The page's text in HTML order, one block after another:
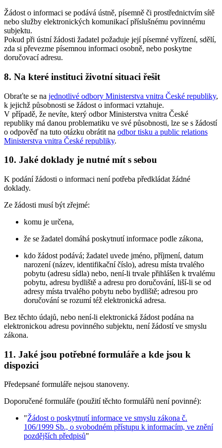
Žádost o informaci se podává ústně, písemně či prostřednictvím sítě
nebo služby elektronických komunikací příslušnému povinnému
subjektu.
Pokud při ústní žádosti žadatel požaduje její písemné vyřízení, sdělí,
zda si převezme písemnou informaci osobně, nebo poskytne
doručovací adresu.
8. Na které instituci životní situaci řešit
Obraťte se na jednotlivé odbory Ministerstva vnitra České republiky,
k jejichž působnosti se žádost o informaci vztahuje.
V případě, že nevíte, který odbor Ministerstva vnitra České
republiky má danou problematiku ve své působnosti, lze se s žádostí
o odpověď na tuto otázku obrátit na odbor tisku a public relations
Ministerstva vnitra České republiky.
10. Jaké doklady je nutné mít s sebou
K podání žádosti o informaci není potřeba předkládat žádné
doklady.
Ze žádosti musí být zřejmé:
komu je určena,
že se žadatel domáhá poskytnutí informace podle zákona,
kdo žádost podává; žadatel uvede jméno, příjmení, datum
narození (název, identifikační číslo), adresu místa trvalého
pobytu (adresu sídla) nebo, není-li trvale přihlášen k trvalému
pobytu, adresu bydliště a adresu pro doručování, liší-li se od
adresy místa trvalého pobytu nebo bydliště; adresou pro
doručování se rozumí též elektronická adresa.
Bez těchto údajů, nebo není-li elektronická žádost podána na
elektronickou adresu povinného subjektu, není žádostí ve smyslu
zákona.
11. Jaké jsou potřebné formuláře a kde jsou k
dispozici
Předepsané formuláře nejsou stanoveny.
Doporučené formuláře (použití těchto formulářů není povinné):
"Žádost o poskytnutí informace ve smyslu zákona č.
106/1999 Sb., o svobodném přístupu k informacím, ve znění
pozdějších předpisů"